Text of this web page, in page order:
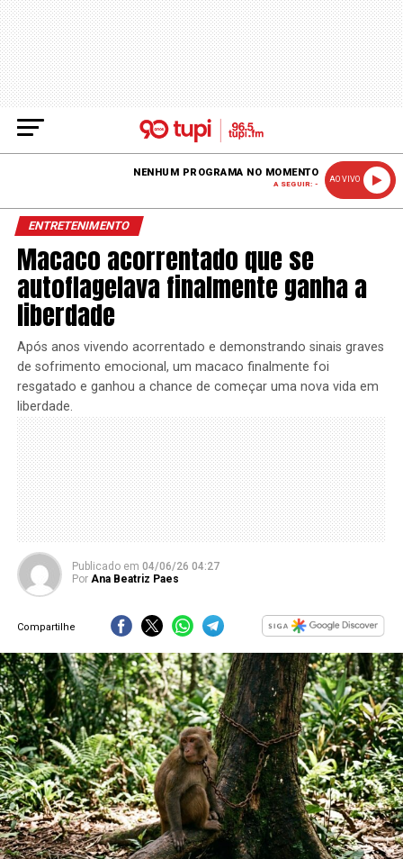
NENHUM PROGRAMA NO MOMENTO
A SEGUIR: -
AO VIVO
ENTRETENIMENTO
Macaco acorrentado que se
autoflagelava finalmente ganha a
liberdade
Após anos vivendo acorrentado e demonstrando sinais graves
de sofrimento emocional, um macaco finalmente foi
resgatado e ganhou a chance de começar uma nova vida em
liberdade.
Publicado em 04/06/26 04:27
Por Ana Beatriz Paes
Compartilhe